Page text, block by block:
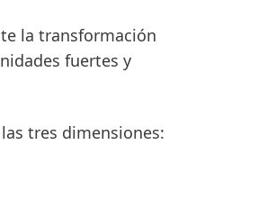
la transformación
fuertes y
tres dimensiones: